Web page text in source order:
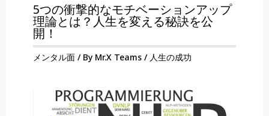
5つの衝撃的なモチベーションアップ
理論とは？人生を変える秘訣を公
開！
メンタル面/ By Mr.X Teams / 人生の成功